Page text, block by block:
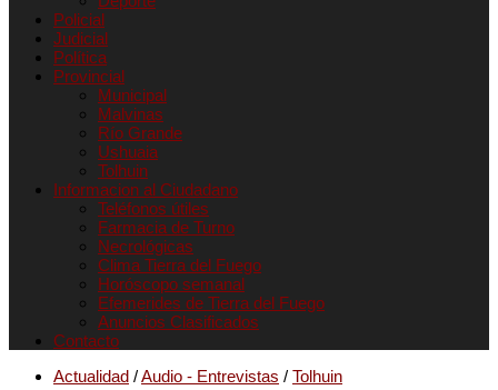
Policial
Judicial
Política
Provincial
Municipal
Malvinas
Río Grande
Ushuaia
Tolhuin
Informacion al Ciudadano
Teléfonos útiles
Farmacia de Turno
Necrológicas
Clima Tierra del Fuego
Horóscopo semanal
Efemerides de Tierra del Fuego
Anuncios Clasificados
Contacto
Actualidad /Audio - Entrevistas / Tolhuin